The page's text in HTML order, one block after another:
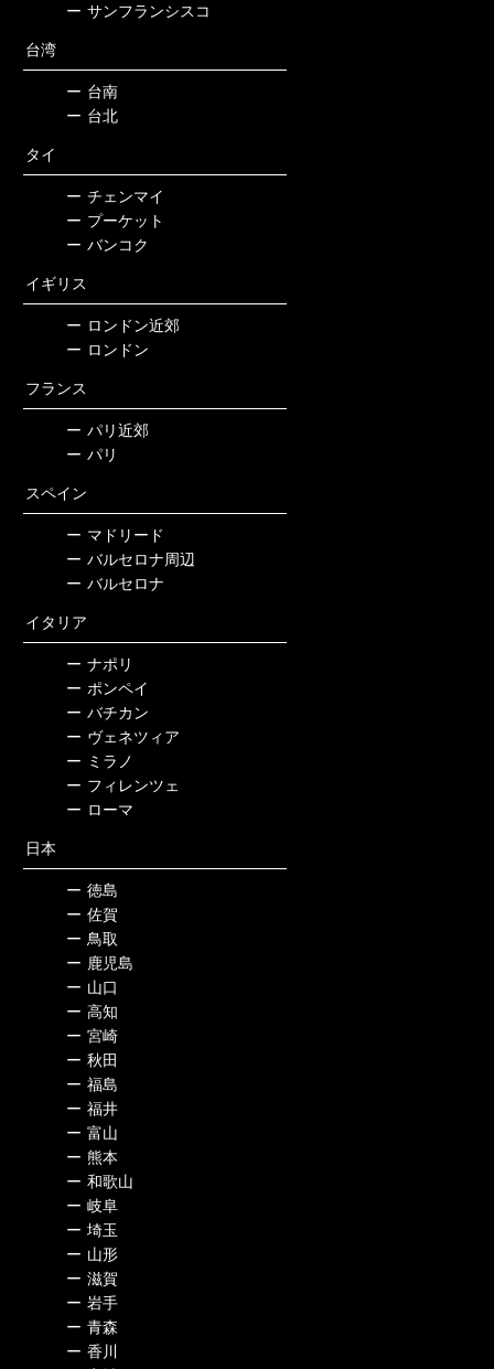
ー サンフランシスコ
台湾
ー 台南
ー 台北
タイ
ー チェンマイ
ー プーケット
ー バンコク
イギリス
ー ロンドン近郊
ー ロンドン
フランス
ー パリ近郊
ー パリ
スペイン
ー マドリード
ー バルセロナ周辺
ー バルセロナ
イタリア
ー ナポリ
ー ポンペイ
ー バチカン
ー ヴェネツィア
ー ミラノ
ー フィレンツェ
ー ローマ
日本
ー 徳島
ー 佐賀
ー 鳥取
ー 鹿児島
ー 山口
ー 高知
ー 宮崎
ー 秋田
ー 福島
ー 福井
ー 富山
ー 熊本
ー 和歌山
ー 岐阜
ー 埼玉
ー 山形
ー 滋賀
ー 岩手
ー 青森
ー 香川